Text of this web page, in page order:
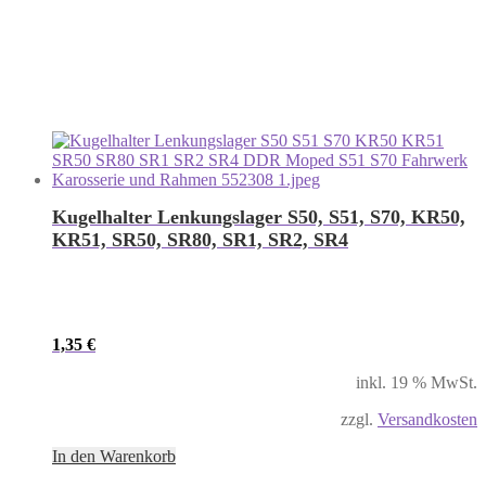
Kugelhalter Lenkungslager S50, S51, S70, KR50,
KR51, SR50, SR80, SR1, SR2, SR4
1,35 €
inkl. 19 % MwSt.
zzgl. Versandkosten
In den Warenkorb